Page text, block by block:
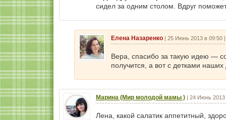
сидел за одним столом. Вдруг
Елена Назаренко | 25 Июнь 2013 в 09:50
Вера, спасибо за такую идею —
получится, а вот с детками
Марина (Мир молодой мамы ) | 24 Июнь 2013
Лена, какой салатик аппетитный,